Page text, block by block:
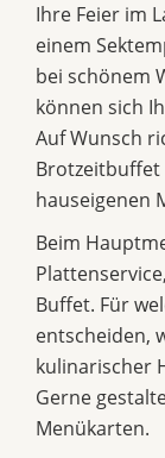
Ihre Feier im
einem
bei schönem
können sich
Auf Wunsch
Brotzeitbuffet
hauseigenen
Beim
Buffet. Für
entscheiden,
kulinarischer
Gerne
Menükarten.